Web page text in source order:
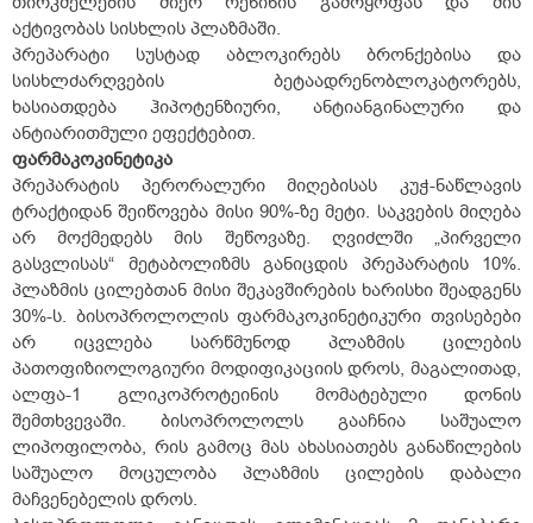
აქტივობას სისხლის პლაზმაში.
პრეპარატი სუსტად აბლოკირებს ბრონქებისა და
სისხლძარღვების ბეტაადრენობლოკატორებს,
ხასიათდება ჰიპოტენზიური, ანტიანგინალური და
ანტიარითმული ეფექტებით.
ფარმაკოკინეტიკა
პრეპარატის პერორალური მიღებისას კუჭ-ნაწლავის
ტრაქტიდან შეიწოვება მისი 90%-ზე მეტი. საკვების მიღება
არ მოქმედებს მის შეწოვაზე. ღვიძლში „პირველი
გასვლისას“ მეტაბოლიზმს განიცდის პრეპარატის 10%.
პლაზმის ცილებთან მისი შეკავშირების ხარისხი შეადგენს
30%-ს. ბისოპროლოლის ფარმაკოკინეტიკური თვისებები
არ იცვლება სარწმუნოდ პლაზმის ცილების
პათოფიზიოლოგიური მოდიფიკაციის დროს, მაგალითად,
ალფა-1 გლიკოპროტეინის მომატებული დონის
შემთხვევაში. ბისოპროლოლს გააჩნია საშუალო
ლიპოფილობა, რის გამოც მას ახასიათებს განაწილების
საშუალო მოცულობა პლაზმის ცილების დაბალი
მაჩვენებელის დროს.